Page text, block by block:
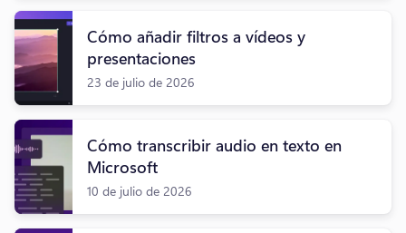
Cómo añadir filtros a vídeos y
presentaciones
23 de julio de 2026
Cómo transcribir audio en texto en
Microsoft
10 de julio de 2026